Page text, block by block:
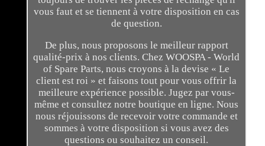
vous faut et se tiennent à votre disposition en cas
de question.
De plus, nous proposons le meilleur rapport
qualité-prix à nos clients. Chez WOOSPA - World
of Spare Parts, nous croyons à la devise « Le
client est roi » et faisons tout pour vous offrir la
meilleure expérience possible. Jugez par vous-
même et consultez notre boutique en ligne. Nous
nous réjouissons de recevoir votre commande et
sommes à votre disposition si vous avez des
questions ou souhaitez un conseil.